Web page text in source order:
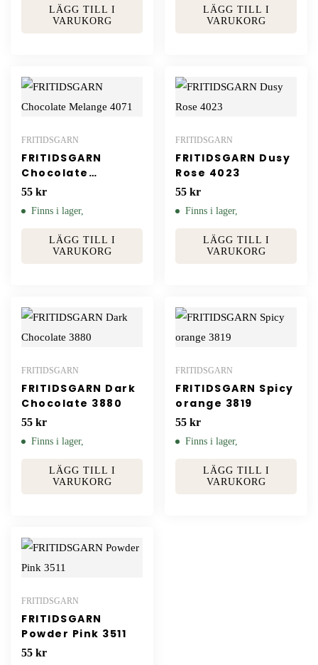
LÄGG TILL I
VARUKORG
LÄGG TILL I
VARUKORG
FRITIDSGARN
FRITIDSGARN
Chocolate
Melange 4071
55 kr
Finns i lager,
LÄGG TILL I
VARUKORG
FRITIDSGARN
FRITIDSGARN Dusy
Rose 4023
55 kr
Finns i lager,
LÄGG TILL I
VARUKORG
FRITIDSGARN
FRITIDSGARN Dark
Chocolate 3880
55 kr
Finns i lager,
LÄGG TILL I
VARUKORG
FRITIDSGARN
FRITIDSGARN Spicy
orange 3819
55 kr
Finns i lager,
LÄGG TILL I
VARUKORG
FRITIDSGARN
FRITIDSGARN
Powder Pink 3511
55 kr